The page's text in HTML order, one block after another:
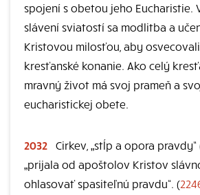
spojení s obetou jeho Eucharistie.
slávení sviatostí sa modlitba a
Kristovou milosťou, aby
kresťanské konanie. Ako celý
mravný život má svoj prameň a
eucharistickej obete.
2032 Cirkev, „stĺp a opora pravdy“
„prijala od apoštolov Kristov
ohlasovať spasiteľnú pravdu“. (